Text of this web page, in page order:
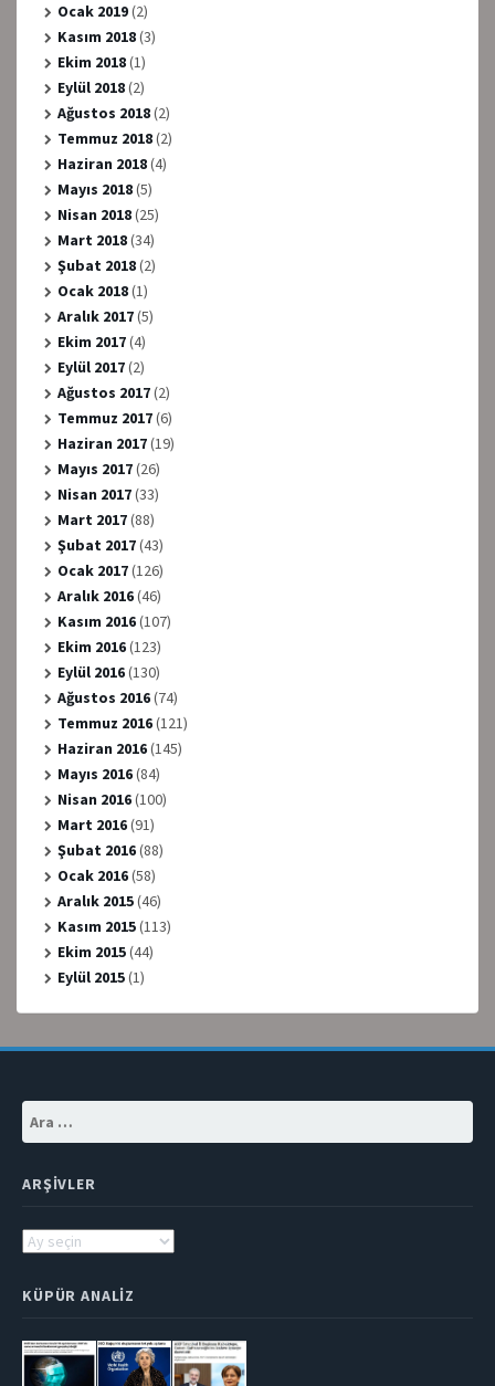
Ocak 2019(2)
Kasım 2018(3)
Ekim 2018(1)
Eylül 2018(2)
Ağustos 2018(2)
Temmuz 2018(2)
Haziran 2018(4)
Mayıs 2018(5)
Nisan 2018(25)
Mart 2018(34)
Şubat 2018(2)
Ocak 2018(1)
Aralık 2017(5)
Ekim 2017(4)
Eylül 2017(2)
Ağustos 2017(2)
Temmuz 2017(6)
Haziran 2017(19)
Mayıs 2017(26)
Nisan 2017(33)
Mart 2017(88)
Şubat 2017(43)
Ocak 2017(126)
Aralık 2016(46)
Kasım 2016(107)
Ekim 2016(123)
Eylül 2016(130)
Ağustos 2016(74)
Temmuz 2016(121)
Haziran 2016(145)
Mayıs 2016(84)
Nisan 2016(100)
Mart 2016(91)
Şubat 2016(88)
Ocak 2016(58)
Aralık 2015(46)
Kasım 2015(113)
Ekim 2015(44)
Eylül 2015(1)
ARŞIVLER
Arşivler
KÜPÜR ANALIZ